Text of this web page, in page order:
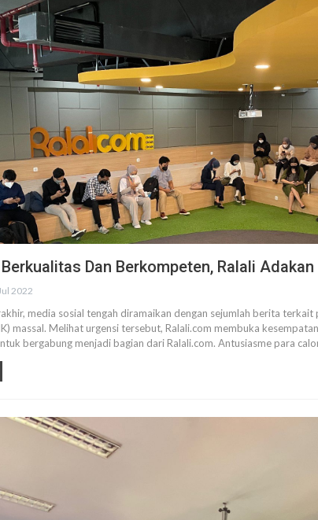
Dan Berkompeten, Ralali
2022
media sosial tengah diramaikan dengan sejumlah berita terkait
massal. Melihat urgensi tersebut, Ralali.com membuka
bergabung menjadi bagian dari Ralali.com. Antusiasme para